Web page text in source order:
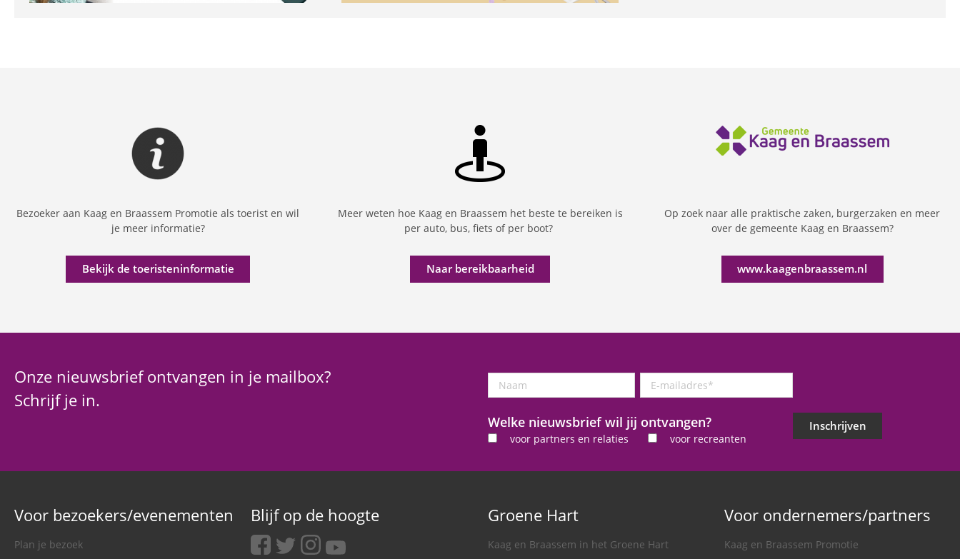
Bezoeker aan Kaag en Braassem Promotie als toerist en wil
je meer informatie?
Bekijk de toeristeninformatie
Meer weten hoe Kaag en Braassem het beste te bereiken is
per auto, bus, fiets of per boot?
Naar bereikbaarheid
Op zoek naar alle praktische zaken, burgerzaken en meer
over de gemeente Kaag en Braassem?
www.kaagenbraassem.nl
Onze nieuwsbrief ontvangen in je mailbox?
Schrijf je in.
Naam
mailadres
Welke nieuwsbrief wil jij ontvangen?
voor partners en relaties voor recreanten
Inschrijven
Voor bezoekers/evenementen
Plan je bezoek
Blijf op de hoogte
facebook
twitterinstagram
youtube
Groene Hart
Kaag en Braassem in het Groene Hart
Voor ondernemers/partners
Kaag en Braassem Promotie